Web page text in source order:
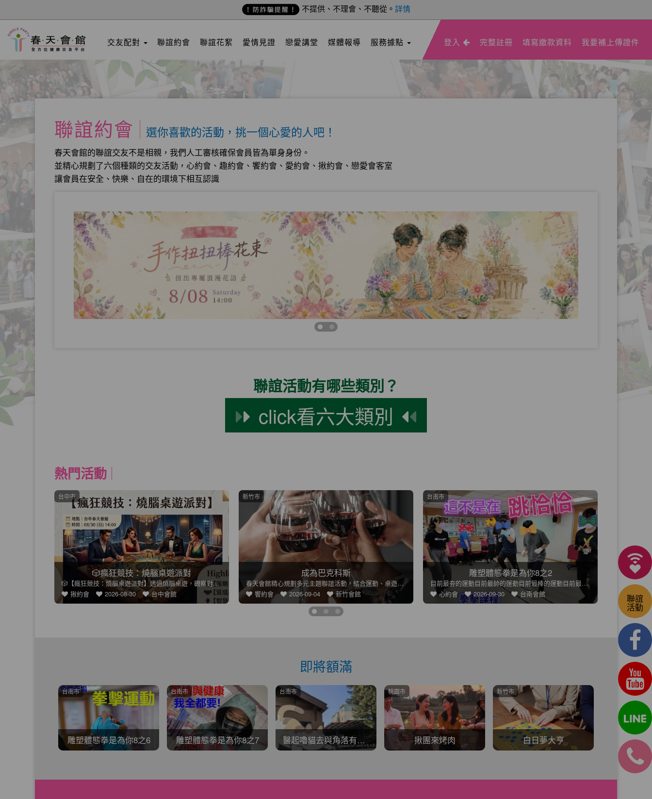
不提供、不理會、不聽從。 詳情
交友配對 聯誼約會 聯誼花絮 愛情見證 戀愛講堂 媒體報導 服務據點 填寫繳款資料 我要補上傳證件
登入 完整註冊
聯誼
活動
聯誼約會 選你喜歡的活動，挑一個心愛的人吧！
春天會館的聯誼交友不是相親，我們人工審核確保會員皆為單身身份。
並精心規劃了六個種類的交友活動，心約會、趣約會、饗約會、愛約會、揪約會、戀愛會客室
讓會員在安全、快樂、自在的環境下相互認識
聯誼活動有哪些類別？
click看六大類別
熱門活動
成為巴克科斯
春天會館精心規劃多元主題聯誼活動，結合運動、桌遊、手作、美食
饗約會
2026-09-04 新竹會館
新竹市
雕塑體態拳是為你8之2
目前最夯的運動目前最帥的運動目前最棒的運動目前最讚的運動目前
心約會
2026-09-30 台南會館
台南市
🍂秋日漫遊：秋光浪漫一日遊
🍂【秋日漫遊：秋光浪漫一日遊】漫步在秋日風景中，舒緩平日壓力
趣約會
2026-09-13 台中會館
台中市
趣約會
即將額滿
雕塑體態拳是為你8之7
台南市
醫起嚕貓去與角落有貓咖啡廳合辦
台南市
揪團來烤肉
桃園市
白日夢大亨
新竹市 台中市 線上授課